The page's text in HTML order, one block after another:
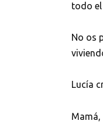
todo el
No os
Lucía
Mamá,